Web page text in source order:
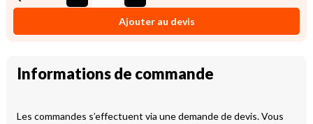
Ajouter au devis
Informations de commande
Les commandes s’effectuent via une demande de devis. Vous